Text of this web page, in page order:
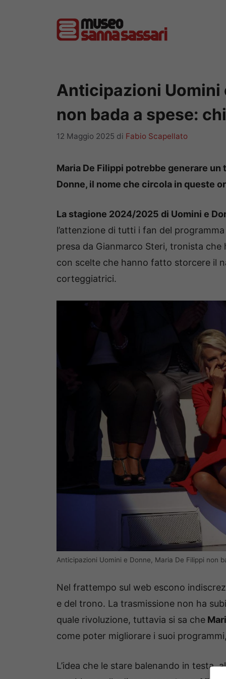
Anticipazioni Uomini
non bada a spese:
12 Maggio 2025 di Fabio Scapellato
Maria De Filippi potrebbe generare un
Donne, il nome che circola in queste
La stagione 2024/2025 di Uomini e
l’attenzione di tutti i fan del
presa da Gianmarco Steri, tronista
con scelte che hanno fatto storcere il
corteggiatrici.
Anticipazioni Uomini e Donne, Maria De Filippi non
Nel frattempo sul web escono
e del trono. La trasmissione non ha
quale rivoluzione, tuttavia si sa che
come poter migliorare i suoi
L’idea che le stare balenando in testa,